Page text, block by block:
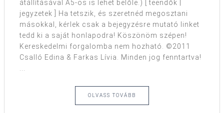
átállításával A5-ös is lehet belőle.) [ teendők |
jegyzetek ] Ha tetszik, és szeretnéd megosztani
másokkal, kérlek csak a bejegyzésre mutató linket
tedd ki a saját honlapodra! Köszönöm szépen!
Kereskedelmi forgalomba nem hozható. ©2011
Csalló Edina & Farkas Lívia. Minden jog fenntartva!
...
OLVASS TOVÁBB